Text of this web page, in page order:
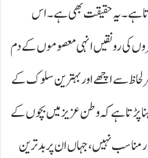
جاتا ہے۔ یہ حقیقت بھی ہے۔ اس
کی رونقیں انہی معصوموں کے دم
لحاظ سے اچھے اور بہترین سلوک کے
پڑتا ہے کہ وطن عزیز میں بچوں کے
نہیں، جہاں ان پر بدترین